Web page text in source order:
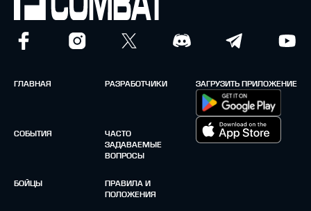
ГЛАВНАЯ
СОБЫТИЯ
БОЙЦЫ
РАЗРАБОТЧИКИ
ЧАСТО
ЗАДАВАЕМЫЕ
ВОПРОСЫ
ПРАВИЛА И
ПОЛОЖЕНИЯ
ЗАГРУЗИТЬ ПРИЛОЖЕНИЕ